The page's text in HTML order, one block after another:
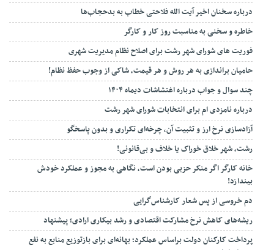
درباره سخنان اخیر آیت الله فلاحتی خطاب به بدحجاب‌ها
خاطره و سخنی به مناسبت روز کار و کارگر
فوریت های شورای شهر رشت برای اصلاح نظام مدیریت شهری
حامیان براندازی به هر روش و هر قیمت، شاکی از وجوب حفظ نظام!
چند سوال و جواب درباره اغتشاشات دیماه ۱۴۰۴
درباره نامزدی ام برای انتخابات شورای شهر رشت
آزادسازی نرخ ارز و تثبیت آن، چرخه‌ای تکراری و بدون پاسخگو
رشت، شهر خلاق خوراک یا خلاف و بی‌قانونی!
خانه کارگر اگر منکر حزبی بودن است، نگاهی به مجوز و عملکرد خودش
بیندازد!
دم خروسی از پس شعار کارشناس‌گرایی
ریشه‌های کاهش نرخ مشارکت اقتصادی و رشد بیکاری ارادی؛ پیشنهاد
پرداخت کارکنان دولت براساس عملکرد؛ بهانه‌ای برای بازتوزیع منابع به نفع